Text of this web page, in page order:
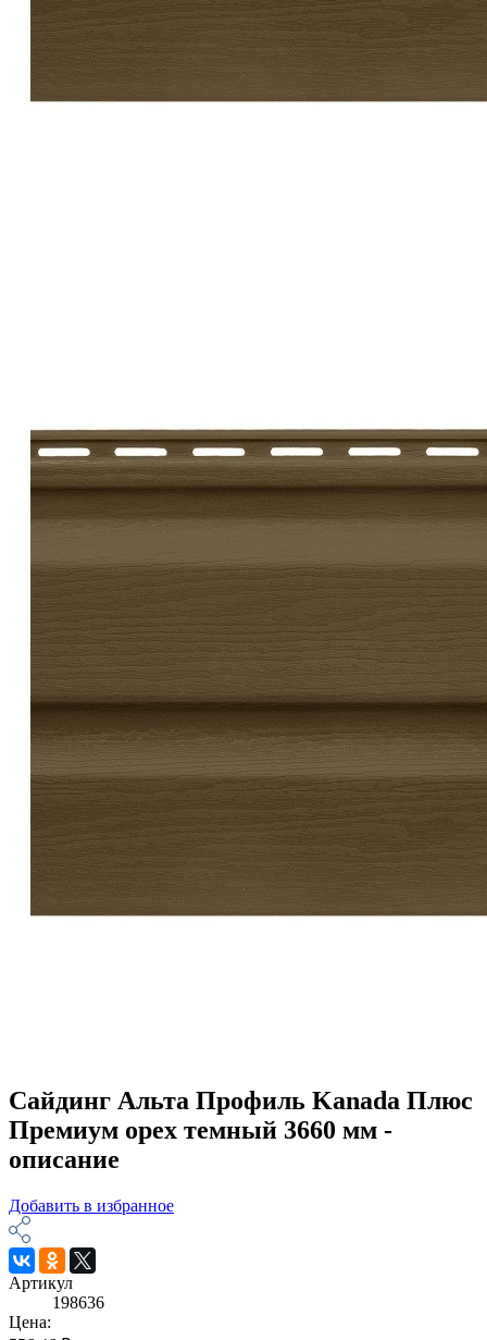
Сайдинг Альта Профиль Kanada Плюс
Премиум орех темный 3660 мм -
описание
Добавить в избранное
Артикул
198636
Цена: